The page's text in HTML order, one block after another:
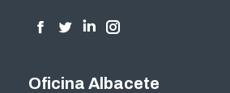
Oficina Albacete
Encuéntranos en:
Facebook
opens
Twitter
opens
Linkedin
opens
Instagram
opens